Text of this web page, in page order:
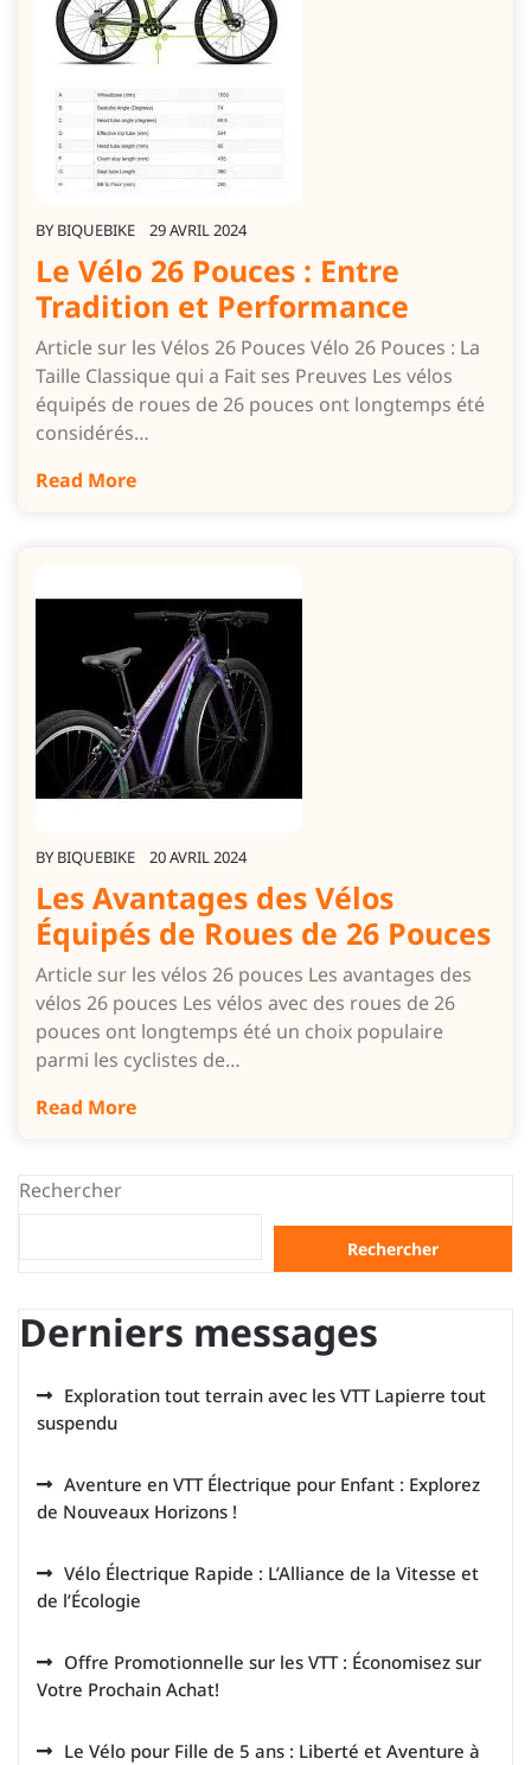
BY BIQUEBIKE 29 AVRIL 2024
Le Vélo 26 Pouces : Entre
Tradition et Performance
Article sur les Vélos 26 Pouces Vélo 26 Pouces : La
Taille Classique qui a Fait ses Preuves Les vélos
équipés de roues de 26 pouces ont longtemps été
considérés…
Read More
BY BIQUEBIKE 20 AVRIL 2024
Les Avantages des Vélos
Équipés de Roues de 26 Pouces
Article sur les vélos 26 pouces Les avantages des
vélos 26 pouces Les vélos avec des roues de 26
pouces ont longtemps été un choix populaire
parmi les cyclistes de…
Read More
Rechercher
Rechercher
Derniers messages
Exploration tout terrain avec les VTT Lapierre tout
suspendu
Aventure en VTT Électrique pour Enfant : Explorez
de Nouveaux Horizons !
Vélo Électrique Rapide : L’Alliance de la Vitesse et
de l’Écologie
Offre Promotionnelle sur les VTT : Économisez sur
Votre Prochain Achat!
Le Vélo pour Fille de 5 ans : Liberté et Aventure à